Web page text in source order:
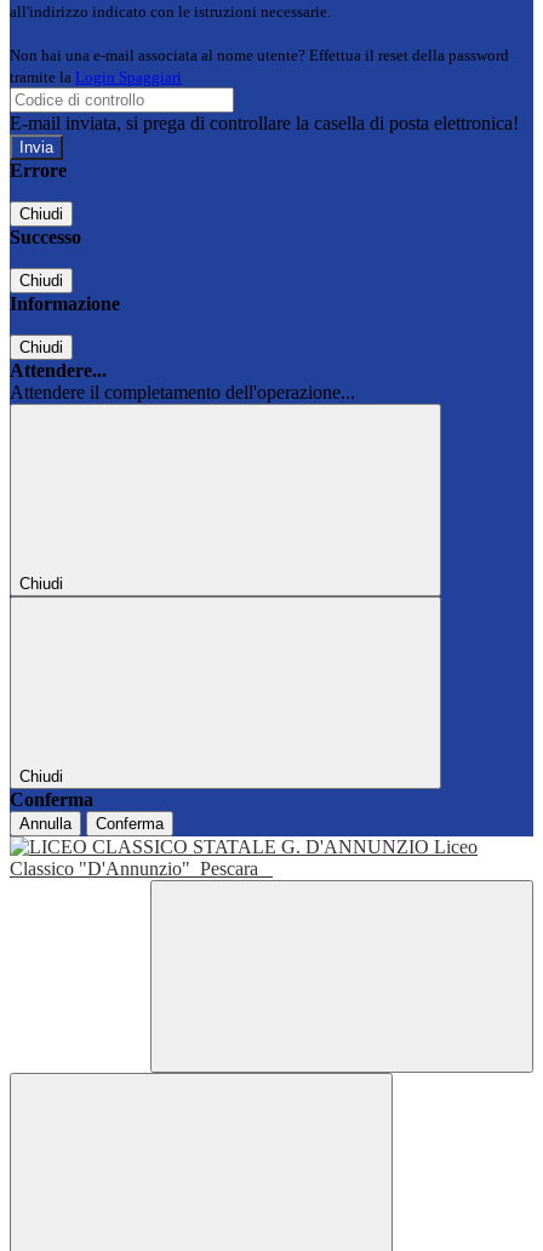
all'indirizzo indicato con le istruzioni necessarie.
Non hai una e-mail associata al nome utente? Effettua il reset della password
tramite la Login Spaggiari
E-mail inviata, si prega di controllare la casella di posta elettronica!
Errore
Chiudi
Successo
Chiudi
Informazione
Chiudi
Attendere...
Attendere il completamento dell'operazione...
Chiudi
Chiudi
Conferma
Annulla Conferma
Liceo
Classico "D'Annunzio" Pescara